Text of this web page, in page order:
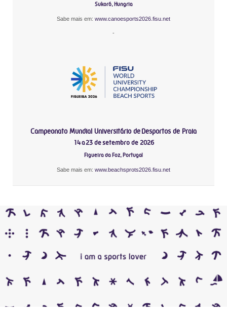
Sukoró, Hungria
Sabe mais em: www.canoesports2026.fisu.net
-
Campeonato Mundial Universitário de Desportos de Praia
14 a 23 de setembro de 2026
Figueira da Foz, Portugal
Sabe mais em: www.beachsprots2026.fisu.net